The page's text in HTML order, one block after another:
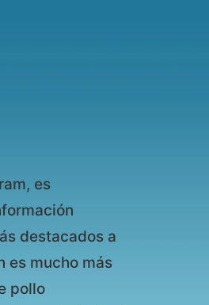
es
destacados a
es mucho más
pollo